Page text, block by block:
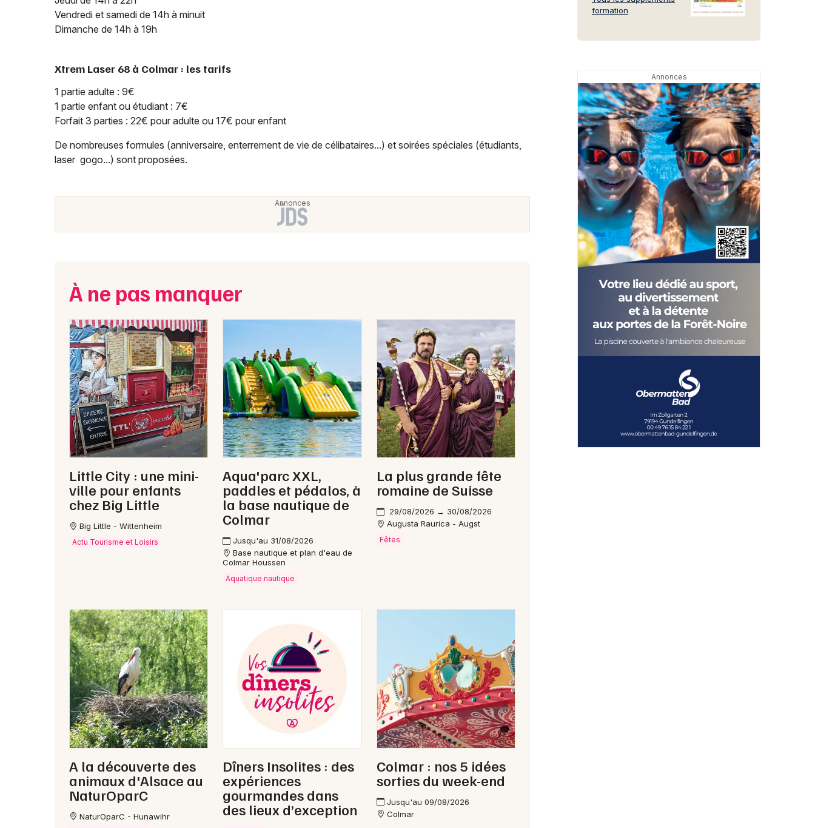
Vendredi et samedi de 14h à minuit
Dimanche de 14h à 19h
Xtrem Laser 68 à Colmar : les tarifs
1 partie adulte : 9€
1 partie enfant ou étudiant : 7€
Forfait 3 parties : 22€ pour adulte ou 17€ pour enfant
De nombreuses formules (anniversaire, enterrement de vie de célibataires...) et soirées spéciales (étudiants,
laser gogo...) sont proposées.
À ne pas manquer
Little City : une mini-
ville pour enfants
chez Big Little
Big Little - Wittenheim
Actu Tourisme et Loisirs
Aqua'parc XXL,
paddles et pédalos, à
la base nautique de
Colmar
Jusqu'au 31/08/2026
Base nautique et plan d'eau de
Colmar Houssen
Aquatique nautique
La plus grande fête
romaine de Suisse
29/08/2026 → 30/08/2026
Augusta Raurica - Augst
Fêtes
A la découverte des
animaux d'Alsace au
NaturOparC
NaturOparC - Hunawihr
Dîners Insolites : des
expériences
gourmandes dans
des lieux d’exception
Colmar : nos 5 idées
sorties du week-end
Jusqu'au 09/08/2026
Colmar
formation